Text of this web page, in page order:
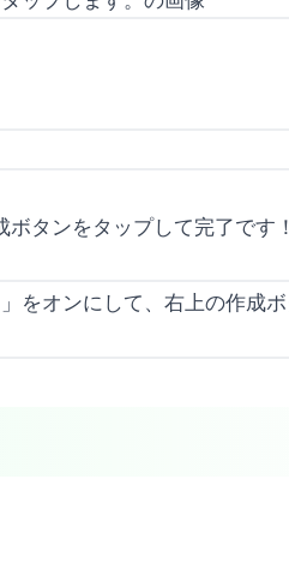
タンをタップして完了です！